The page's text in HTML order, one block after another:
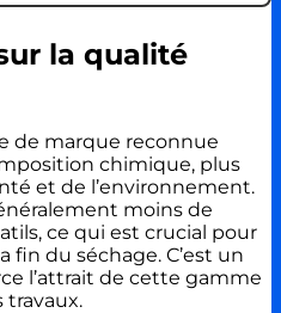
la qualité
de marque reconnue
chimique, plus
et de l’environnement.
moins de
ce qui est crucial pour
fin du séchage. C’est un
l’attrait de cette gamme
travaux.